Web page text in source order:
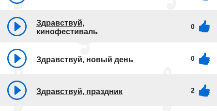
Здравствуй,
кинофестиваль
0
Здравствуй, новый день 0
Здравствуй, праздник 2